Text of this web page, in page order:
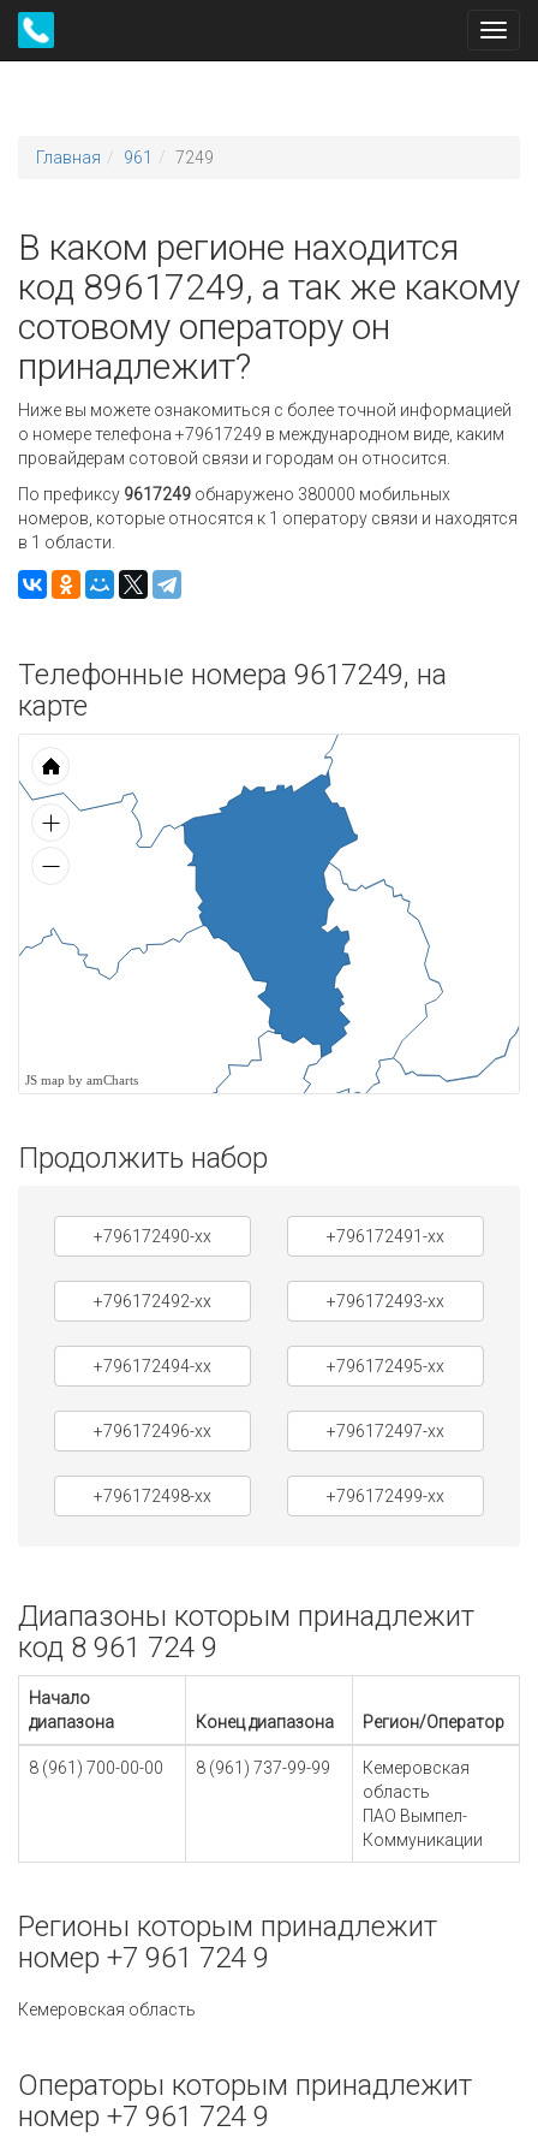
Главная 961 7249
В каком регионе находится
код 89617249, а так же какому
сотовому оператору он
принадлежит?
Ниже вы можете ознакомиться с более точной информацией
о номере телефона +79617249 в международном виде, каким
провайдерам сотовой связи и городам он относится.
По префиксу 9617249 обнаружено 380000 мобильных
номеров, которые относятся к 1 оператору связи и находятся
в 1 области.
Телефонные номера 9617249, на
карте
JS map by amCharts
Продолжить набор
+796172490-xx +796172491-xx
+796172492-xx +796172493-xx
+796172494-xx +796172495-xx
+796172496-xx +796172497-xx
+796172498-xx +796172499-xx
Диапазоны которым принадлежит
код 8 961 724 9
Начало
диапазона
Конец диапазона Регион/Оператор
8 (961) 700-00-00 8 (961) 737-99-99
Кемеровская
область
ПАО Вымпел-
Коммуникации
Регионы которым принадлежит
номер +7 961 724 9
Кемеровская область
Операторы которым принадлежит
номер +7 961 724 9